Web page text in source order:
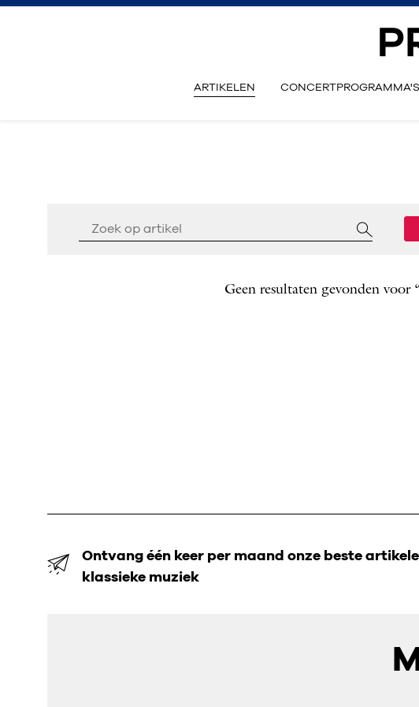
ARTIKELEN CONCERTPROGRAMMA'S
Geen resultaten gevonden voor
Ontvang één keer per maand onze beste
klassieke muziek